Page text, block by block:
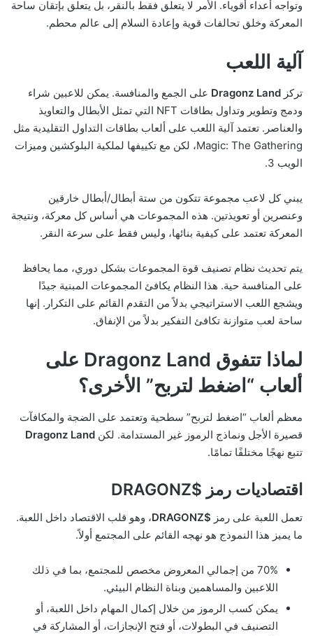
وتواجه أعداء أقوياء. الأمر لا يتعلق فقط بالنقر، بل يتعلق بإتقان ساحة
المعركة وخلق تحالفات قوية وإعادة السلام إلى عالم محطم.
آلية اللعب
تركز Dragonz Land على الجمع والمنافسة. يمكن للاعبين شراء
ودمج وتطوير وتداول بطاقات NFT التي تمثل الأبطال والتعاويذ
والعناصر. تعتمد آلية اللعب على ألعاب بطاقات التداول التقليدية مثل
Magic: The Gathering، لكن مع تكييفها لملكية البلوكشين وميزات
الويب 3.
يبني كل لاعب مجموعة تتكون من ستة أبطال/أبطال خارقين
وعنصرين أو تعويذتين. هذه المجموعات هي أساس كل معركة، ونتيجة
المعركة تعتمد على كيفية بنائها، وليس فقط على سرعة النقر.
يتم تحديث نظام تصنيف قوة المجموعات بشكل دوري، مما يحافظ
على المنافسة حية. هذا النظام يكافئ المجموعات المبنية جيدًا
ويشجع اللعب الاستراتيجي بدلاً من التقدم القائم على التكرار. إنها
ساحة لعب متوازنة تكافئ التفكير بدلاً من الإنفاق.
لماذا تتفوق Dragonz Land على
ألعاب “اضغط لتربح” الأخرى؟
معظم ألعاب “اضغط لتربح” سطحية وتعتمد على الضجة والمكافآت
قصيرة الأجل ونماذج الرموز غير المستدامة. لكن Dragonz Land
تتبع نهجًا مختلفًا تمامًا.
اقتصاديات رمز $DRAGONZ
تعمل اللعبة على رمز $DRAGONZ
، وهو قلب الاقتصاد داخل اللعبة.
ما يميز هذا النموذج هو نهجه القائم على المجتمع أولاً.
70% من إجمالي المعروض مخصص للمجتمع، بما في ذلك
اللاعبين والمساهمين وبناة النظام البيئي.
يمكن كسب الرموز من خلال إكمال المهام داخل اللعبة، أو
التصنيف في البطولات، أو فتح الإنجازات، أو المشاركة في